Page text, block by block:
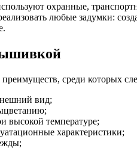
охранные,
любые задумки:
среди которых
вид;
высокой температуре;
характеристики;